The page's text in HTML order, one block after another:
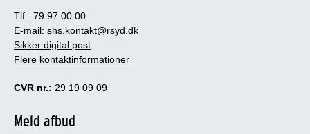
Tlf.: 79 97 00 00
E-mail: shs.kontakt@rsyd.dk
Sikker digital post
Flere kontaktinformationer
CVR nr.: 29 19 09 09
Meld afbud